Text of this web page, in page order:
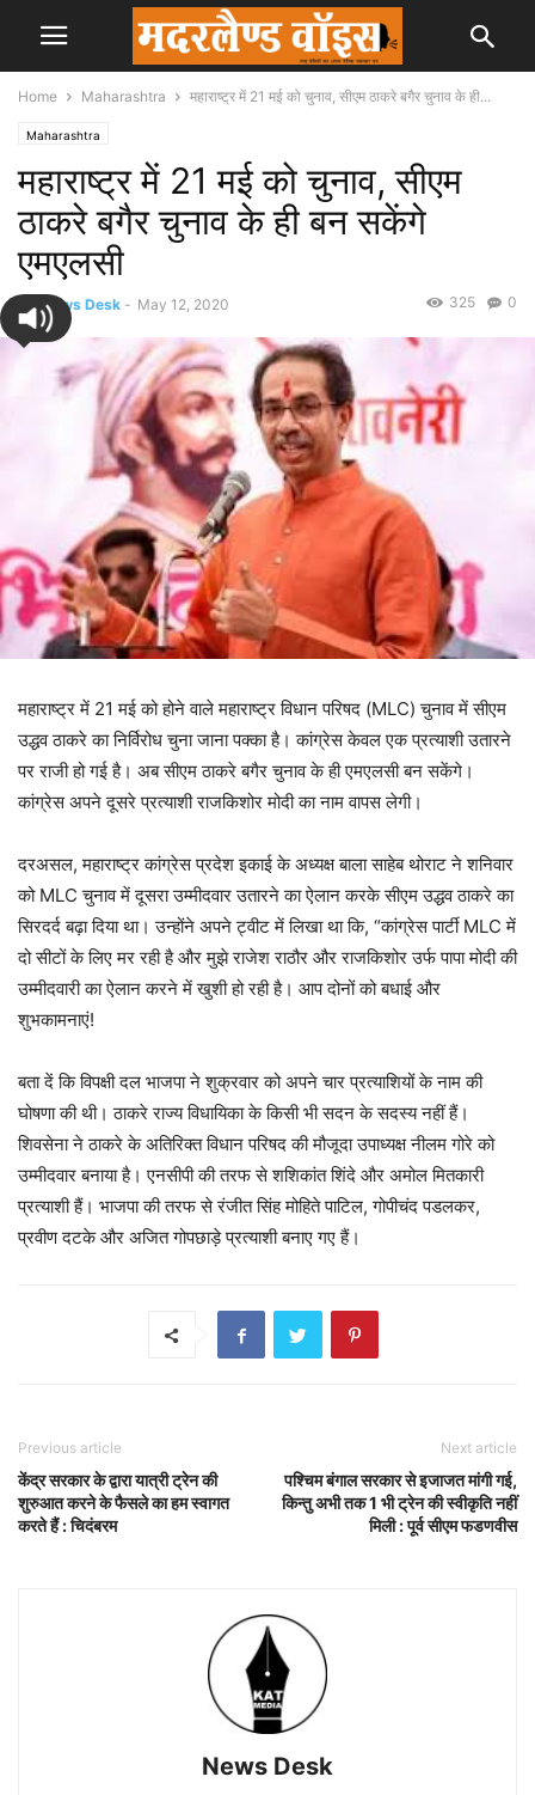
Home Maharashtra महाराष्ट्र में 21 मई को चुनाव, सीएम ठाकरे बगैर चुनाव के ही...
Maharashtra
महाराष्ट्र में 21 मई को चुनाव, सीएम
ठाकरे बगैर चुनाव के ही बन सकेंगे
एमएलसी
By News Desk - May 12, 2020 0
325
महाराष्ट्र में 21 मई को होने वाले महाराष्ट्र विधान परिषद (MLC) चुनाव में सीएम
उद्धव ठाकरे का निर्विरोध चुना जाना पक्का है। कांग्रेस केवल एक प्रत्याशी उतारने
पर राजी हो गई है। अब सीएम ठाकरे बगैर चुनाव के ही एमएलसी बन सकेंगे।
कांग्रेस अपने दूसरे प्रत्याशी राजकिशोर मोदी का नाम वापस लेगी।
दरअसल, महाराष्ट्र कांग्रेस प्रदेश इकाई के अध्यक्ष बाला साहेब थोराट ने शनिवार
को MLC चुनाव में दूसरा उम्मीदवार उतारने का ऐलान करके सीएम उद्धव ठाकरे का
सिरदर्द बढ़ा दिया था। उन्होंने अपने ट्वीट में लिखा था कि, “कांग्रेस पार्टी MLC में
दो सीटों के लिए मर रही है और मुझे राजेश राठौर और राजकिशोर उर्फ ​​पापा मोदी की
उम्मीदवारी का ऐलान करने में खुशी हो रही है। आप दोनों को बधाई और
शुभकामनाएं!
बता दें कि विपक्षी दल भाजपा ने शुक्रवार को अपने चार प्रत्याशियों के नाम की
घोषणा की थी। ठाकरे राज्य विधायिका के किसी भी सदन के सदस्य नहीं हैं।
शिवसेना ने ठाकरे के अतिरिक्त विधान परिषद की मौजूदा उपाध्यक्ष नीलम गोरे को
उम्मीदवार बनाया है। एनसीपी की तरफ से शशिकांत शिंदे और अमोल मितकारी
प्रत्याशी हैं। भाजपा की तरफ से रंजीत सिंह मोहिते पाटिल, गोपीचंद पडलकर,
प्रवीण दटके और अजित गोपछाड़े प्रत्याशी बनाए गए हैं।
Previous article
केंद्र सरकार के द्वारा यात्री ट्रेन की
शुरुआत करने के फैसले का हम स्वागत
करते हैं : चिदंबरम
Next article
पश्चिम बंगाल सरकार से इजाजत मांगी गई,
किन्तु अभी तक 1 भी ट्रेन की स्वीकृति नहीं
मिली : पूर्व सीएम फडणवीस
News Desk